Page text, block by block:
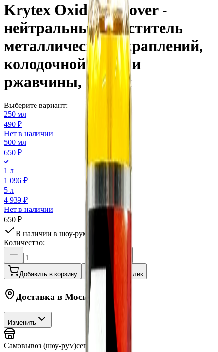
Krytex Oxide Remover -
нейтральный очиститель
металлических вкраплений,
колодочной пыли и
ржавчины, 500 мл
Выберите вариант:
250 мл
490 ₽
Нет в наличии
500 мл
650 ₽
1 л
1 096 ₽
5 л
4 939 ₽
Нет в наличии
650 ₽
В наличии в шоу-руме
Количество:
Добавить в корзину Купить в 1 клик
Доставка в Москву
Изменить
Самовывоз (шоу-рум)сегодня